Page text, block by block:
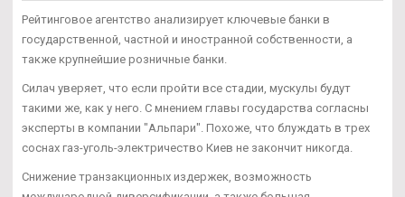
Рейтинговое агентство анализирует ключевые банки в
государственной, частной и иностранной собственности, а
также крупнейшие розничные банки.
Силач уверяет, что если пройти все стадии, мускулы будут
такими же, как у него. С мнением главы государства согласны
эксперты в компании "Альпари". Похоже, что блуждать в трех
соснах газ-уголь-электричество Киев не закончит никогда.
Снижение транзакционных издержек, возможность